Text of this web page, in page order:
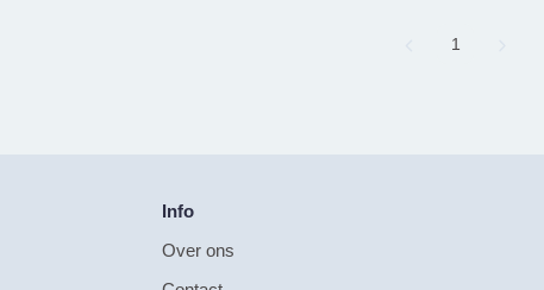
Page
1
Info
Over ons